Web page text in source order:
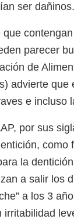
ser dañinos.
parecer
de
advierte que
e incluso
por sus
como
la
a salir los
a los 3